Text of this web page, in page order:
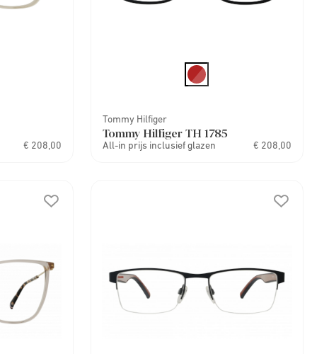
€ 208,00
Tommy Hilfiger
Tommy Hilfiger TH 1785
All-in prijs inclusief glazen € 208,00